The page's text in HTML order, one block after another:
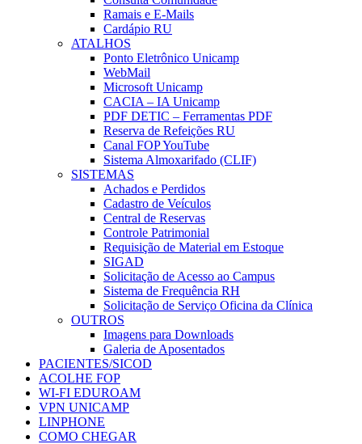
Ramais e E-Mails
Cardápio RU
ATALHOS
Ponto Eletrônico Unicamp
WebMail
Microsoft Unicamp
CACIA – IA Unicamp
PDF DETIC – Ferramentas PDF
Reserva de Refeições RU
Canal FOP YouTube
Sistema Almoxarifado (CLIF)
SISTEMAS
Achados e Perdidos
Cadastro de Veículos
Central de Reservas
Controle Patrimonial
Requisição de Material em Estoque
SIGAD
Solicitação de Acesso ao Campus
Sistema de Frequência RH
Solicitação de Serviço Oficina da Clínica
OUTROS
Imagens para Downloads
Galeria de Aposentados
PACIENTES/SICOD
ACOLHE FOP
WI-FI EDUROAM
VPN UNICAMP
LINPHONE
COMO CHEGAR